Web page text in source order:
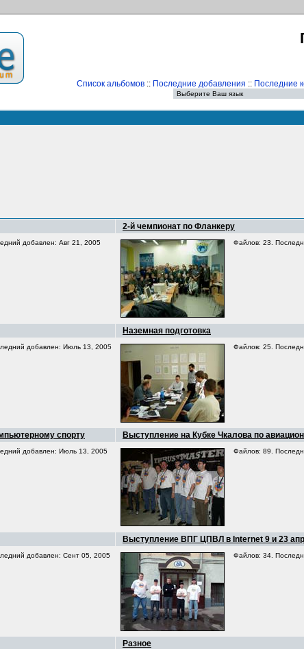
Список альбомов :: Последние добавления :: Последние
добавлен: Авг 21, 2005
2-й чемпионат по Фланкеру
Файлов: 23.
добавлен: Июль 13, 2005
Наземная подготовка
Файлов: 25.
спорту
добавлен: Июль 13, 2005
Выступление на Кубке Чкалова по
Файлов: 89.
добавлен: Сент 05, 2005
Выступление ВПГ ЦПВЛ в Internet 9 и 23
Файлов: 34.
Разное